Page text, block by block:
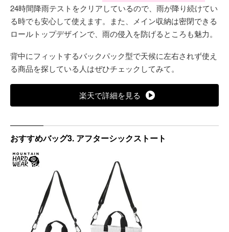
24時間降雨テストをクリアしているので、雨が降り続けてい
る時でも安心して使えます。また、メイン収納は密閉できる
ロールトップデザインで、雨の侵入を防げるところも魅力。
背中にフィットするバックパック型で天候に左右されず使え
る商品を探している人はぜひチェックしてみて。
楽天で詳細を見る
おすすめバッグ3. アフターシックストート